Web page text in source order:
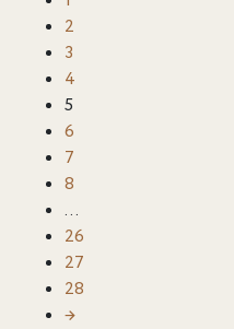
2
3
4
5
6
7
8
…
26
27
28
→